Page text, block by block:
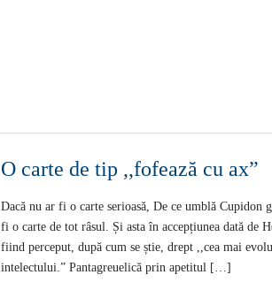
O carte de tip ,,fofează cu ax”
Dacă nu ar fi o carte serioasă, De ce umblă Cupidon
fi o carte de tot râsul. Și asta în accepțiunea dată de
fiind perceput, după cum se știe, drept ,,cea mai
intelectului.” Pantagreuelică prin apetitul […]